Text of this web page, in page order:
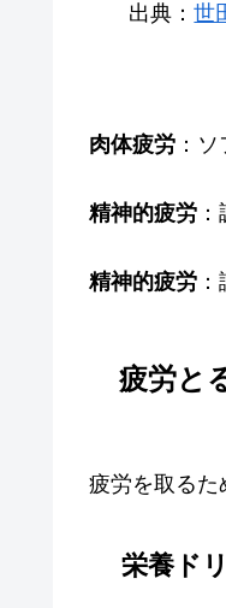
出典：世
肉体疲労 ：
精神的疲労
精神的疲労
疲労と
疲労を取るた
栄養ド